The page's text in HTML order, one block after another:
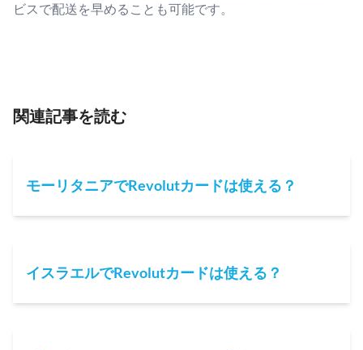
ビスで配送を早めることも可能です。
関連記事を読む
モーリタニアでRevolutカードは使える？
イスラエルでRevolutカードは使える？